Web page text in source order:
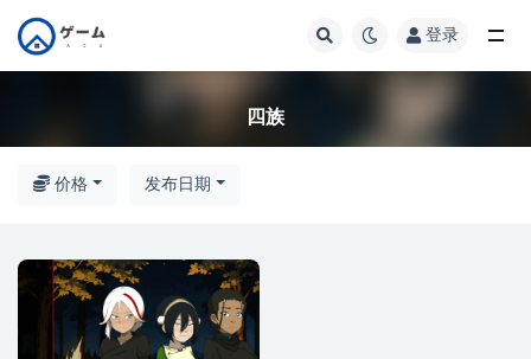
登录
四族
价格 发布日期